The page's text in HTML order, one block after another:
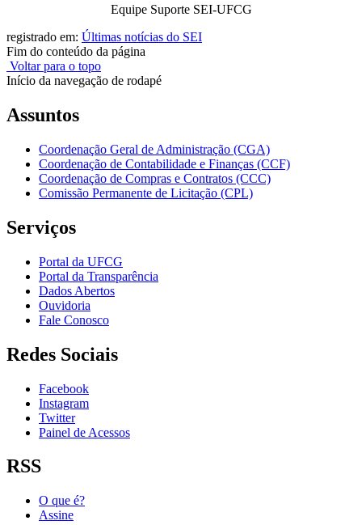
Equipe Suporte SEI-UFCG
registrado em: Últimas notícias do SEI
Fim do conteúdo da página
Voltar para o topo
Início da navegação de rodapé
Assuntos
Coordenação Geral de Administração (CGA)
Coordenação de Contabilidade e Finanças (CCF)
Coordenação de Compras e Contratos (CCC)
Comissão Permanente de Licitação (CPL)
Serviços
Portal da UFCG
Portal da Transparência
Dados Abertos
Ouvidoria
Fale Conosco
Redes Sociais
Facebook
Instagram
Twitter
Painel de Acessos
RSS
O que é?
Assine